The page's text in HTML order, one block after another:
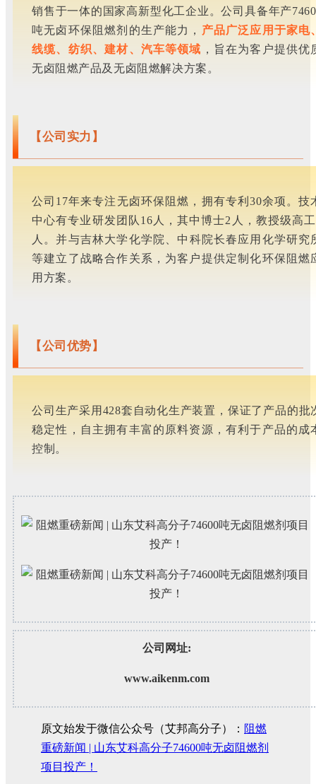
销售于一体的国家高新型化工企业。公司具备年产
吨无卤环保阻燃剂的生产能力， 产品广泛应用于家电
线缆、纺织、建材、汽车等领域 ，旨在为客户提供优
无卤阻燃产品及无卤阻燃解决方案。
【公司实力】
公司17年来专注无卤环保阻燃，拥有专利30余项。技
中心有专业研发团队16人，其中博士2人，教授级高
人。并与吉林大学化学院、中科院长春应用化学研究
等建立了战略合作关系，为客户提供定制化环保阻燃
用方案。
【公司优势】
公司生产采用428套自动化生产装置，保证了产品的批
稳定性，自主拥有丰富的原料资源，有利于产品的成
控制。
公司网址:
www.aikenm.com
原文始发于微信公众号（艾邦高分子）： 阻燃
重磅新闻 | 山东艾科高分子74600吨无卤阻燃剂
项目投产！